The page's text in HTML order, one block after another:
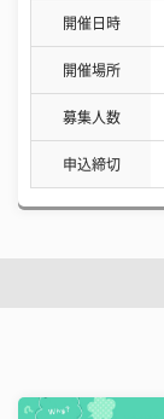
開催日時
開催場所
募集人数
申込締切